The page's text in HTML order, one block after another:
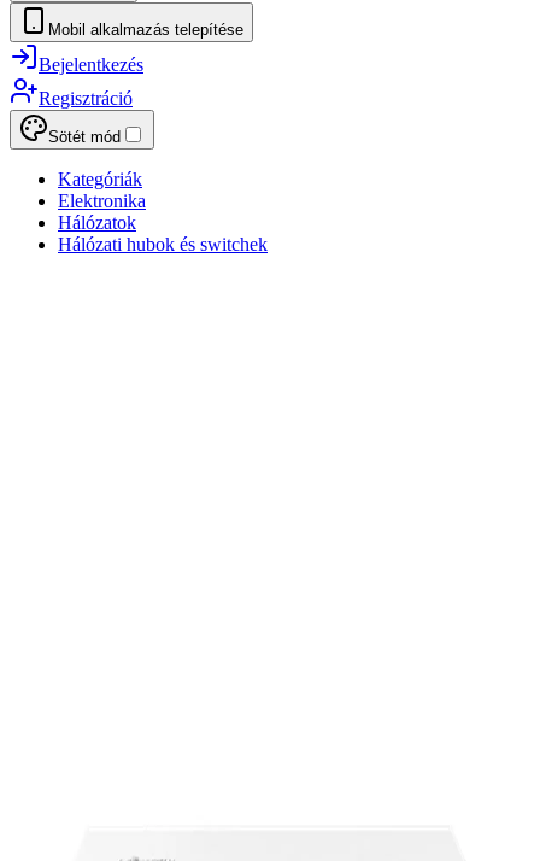
Mobil alkalmazás telepítése
Bejelentkezés
Regisztráció
Sötét mód
Kategóriák
Elektronika
Hálózatok
Hálózati hubok és switchek